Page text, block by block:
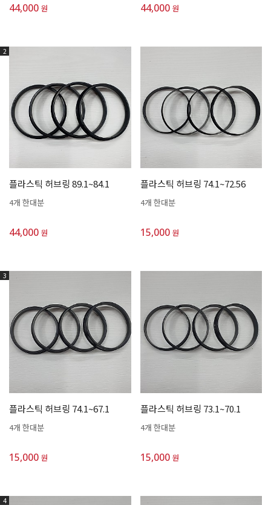
44,000 원 44,000 원
2
플라스틱 허브링 89.1~84.1
4개 한대분
44,000 원
플라스틱 허브링 74.1~72.56
4개 한대분
15,000 원
3
플라스틱 허브링 74.1~67.1
4개 한대분
15,000 원
플라스틱 허브링 73.1~70.1
4개 한대분
15,000 원
4